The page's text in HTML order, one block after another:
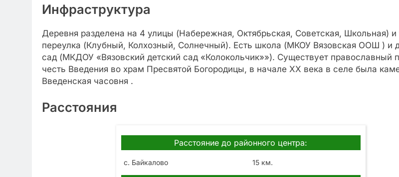
Инфраструктура
Деревня разделена на 4 улицы (Набережная, Октябрьская, Советская, Школьная) и
переулка (Клубный, Колхозный, Солнечный). Есть школа (МКОУ Вязовская ООШ ) и
сад (МКДОУ «Вязовский детский сад «Колокольчик»»). Существует православный
честь Введения во храм Пресвятой Богородицы, в начале XX века в селе была
Введенская часовня .
Расстояния
Расстояние до районного центра:
с. Байкалово 15 км.